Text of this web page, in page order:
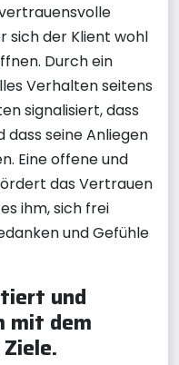
sich der Klient wohl
Durch ein
Verhalten seitens
signalisiert, dass
seine Anliegen
Eine offene und
das Vertrauen
ihm, sich frei
und Gefühle
und
mit dem